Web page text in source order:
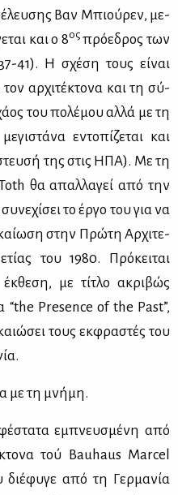
Βαν Μπιού­ρεν, με­
και ο 8οςπρό­ε­δρος των
41). Η σχέ­ση τους εί­ναι
αρ­χι­τέ­κτο­να και τη σύ­
του πο­λέ­μου αλ­λά με τη
εντο­πί­ζε­ται και
της στις ΗΠΑ). Με τη
θα απαλ­λα­γεί από την
το έρ­γο του για να
στην Πρώ­τη Αρ­χι­τε­
του 1980. Πρό­κει­ται
με τί­τλο ακρι­βώς
“the Presence of the Past”,
τους εκ­φρα­στές του
με τη μνή­μη.
εμπνευ­σμέ­νη από
τού Bauhaus Marcel
διέ­φυ­γε από τη Γερ­μα­νία